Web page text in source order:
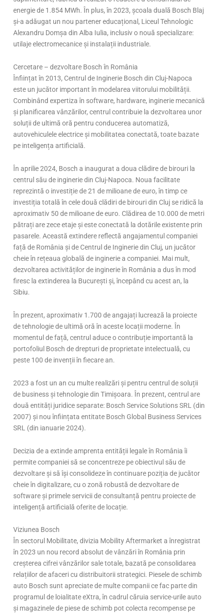
energie de 1.854 MWh. În plus, în 2023, școala duală Bosch Blaj
și-a adăugat un nou partener educațional, Liceul Tehnologic
Alexandru Domșa din Alba Iulia, inclusiv o nouă specializare:
utilaje electromecanice și instalații industriale.
Cercetare – dezvoltare Bosch în România
Înființat în 2013, Centrul de Inginerie Bosch din Cluj-Napoca
este un jucător important în modelarea viitorului mobilității.
Combinând expertiza în software, hardware, inginerie mecanică
și planificarea vânzărilor, centrul contribuie la dezvoltarea unor
soluții de ultimă oră pentru conducerea automatiză,
autovehiculele electrice și mobilitatea conectată, toate bazate
pe inteligența artificială.
În aprilie 2024, Bosch a inaugurat a doua clădire de birouri la
centrul său de inginerie din Cluj-Napoca. Noua facilitate
reprezintă o investiție de 21 de milioane de euro, în timp ce
investiția totală în cele două clădiri de birouri din Cluj se ridică la
aproximativ 50 de milioane de euro. Clădirea de 10.000 de metri
pătrați are zece etaje și este conectată la dotările existente prin
pasarele. Această extindere reflectă angajamentul companiei
față de România și de Centrul de Inginerie din Cluj, un jucător
cheie în rețeaua globală de inginerie a companiei. Mai mult,
dezvoltarea activităților de inginerie în România a dus în mod
firesc la extinderea la București și, începând cu acest an, la
Sibiu.
În prezent, aproximativ 1.700 de angajați lucrează la proiecte
de tehnologie de ultimă oră în aceste locații moderne. În
momentul de față, centrul aduce o contribuție importantă la
portofoliul Bosch de drepturi de proprietate intelectuală, cu
peste 100 de invenții în fiecare an.
2023 a fost un an cu multe realizări și pentru centrul de soluții
de business și tehnologie din Timișoara. În prezent, centrul are
două entități juridice separate: Bosch Service Solutions SRL (din
2007) și nou înființata entitate Bosch Global Business Services
SRL (din ianuarie 2024).
Decizia de a extinde amprenta entității legale în România îi
permite companiei să se concentreze pe obiectivul său de
dezvoltare și să își consolideze în continuare poziția de jucător
cheie în digitalizare, cu o zonă robustă de dezvoltare de
software și primele servicii de consultanță pentru proiecte de
inteligență artificială oferite de locație.
Viziunea Bosch
În sectorul Mobilitate, divizia Mobility Aftermarket a înregistrat
în 2023 un nou record absolut de vânzări în România prin
creșterea cifrei vânzărilor sale totale, bazată pe consolidarea
relațiilor de afaceri cu distribuitorii strategici. Piesele de schimb
auto Bosch sunt apreciate de multe companii ce fac parte din
programul de loialitate eXtra, în cadrul căruia service-urile auto
și magazinele de piese de schimb pot colecta recompense pe